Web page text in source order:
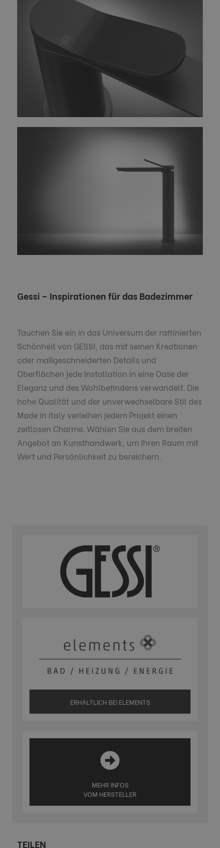
Gessi – Inspirationen für das Badezimmer
Tauchen Sie ein in das Universum der raffinierten
Schönheit von GESSI, das mit seinen Kreationen
oder maßgeschneiderten Details und
Oberflächen jede Installation in eine Oase der
Eleganz und des Wohlbefindens verwandelt. Die
hohe Qualität und der unverwechselbare Stil des
Made in Italy verleihen jedem Projekt einen
zeitlosen Charme. Wählen Sie aus dem breiten
Angebot an Kunsthandwerk, um Ihren Raum mit
Wert und Persönlichkeit zu bereichern.
ERHÄLTLICH BEI ELEMENTS
MEHR INFOS
VOM HERSTELLER
TEILEN